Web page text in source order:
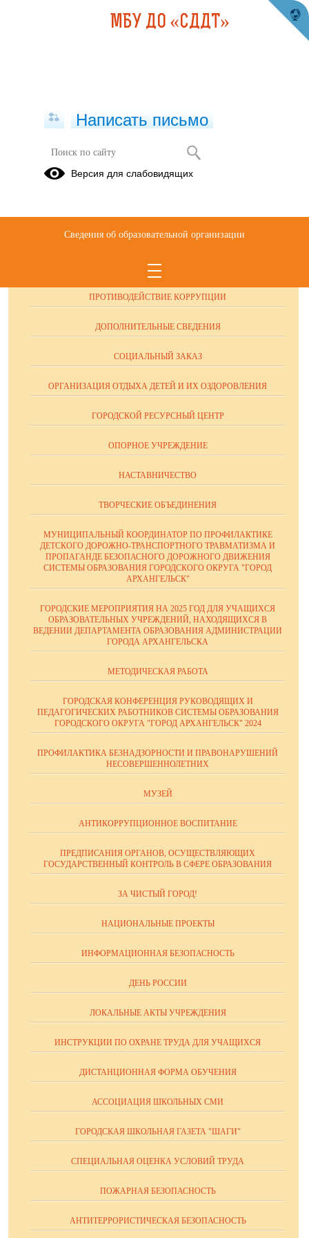
Публикации за 24.09.2025
ОБРАЩЕНИЯ ГРАЖДАН
ПРОТИВОДЕЙСТВИЕ КОРРУПЦИИ
ДОПОЛНИТЕЛЬНЫЕ СВЕДЕНИЯ
СОЦИАЛЬНЫЙ ЗАКАЗ
ОРГАНИЗАЦИЯ ОТДЫХА ДЕТЕЙ И ИХ ОЗДОРОВЛЕНИЯ
ГОРОДСКОЙ РЕСУРСНЫЙ ЦЕНТР
ОПОРНОЕ УЧРЕЖДЕНИЕ
НАСТАВНИЧЕСТВО
ТВОРЧЕСКИЕ ОБЪЕДИНЕНИЯ
МУНИЦИПАЛЬНЫЙ КООРДИНАТОР ПО ПРОФИЛАКТИКЕ
ДЕТСКОГО ДОРОЖНО-ТРАНСПОРТНОГО ТРАВМАТИЗМА И
ПРОПАГАНДЕ БЕЗОПАСНОГО ДОРОЖНОГО ДВИЖЕНИЯ
СИСТЕМЫ ОБРАЗОВАНИЯ ГОРОДСКОГО ОКРУГА "ГОРОД
АРХАНГЕЛЬСК"
ГОРОДСКИЕ МЕРОПРИЯТИЯ НА 2025 ГОД ДЛЯ УЧАЩИХСЯ
ОБРАЗОВАТЕЛЬНЫХ УЧРЕЖДЕНИЙ, НАХОДЯЩИХСЯ В
ВЕДЕНИИ ДЕПАРТАМЕНТА ОБРАЗОВАНИЯ АДМИНИСТРАЦИИ
ГОРОДА АРХАНГЕЛЬСКА
МЕТОДИЧЕСКАЯ РАБОТА
ГОРОДСКАЯ КОНФЕРЕНЦИЯ РУКОВОДЯЩИХ И
ПЕДАГОГИЧЕСКИХ РАБОТНИКОВ СИСТЕМЫ ОБРАЗОВАНИЯ
ГОРОДСКОГО ОКРУГА "ГОРОД АРХАНГЕЛЬСК" 2024
ПРОФИЛАКТИКА БЕЗНАДЗОРНОСТИ И ПРАВОНАРУШЕНИЙ
НЕСОВЕРШЕННОЛЕТНИХ
МУЗЕЙ
АНТИКОРРУПЦИОННОЕ ВОСПИТАНИЕ
ПРЕДПИСАНИЯ ОРГАНОВ, ОСУЩЕСТВЛЯЮЩИХ
ГОСУДАРСТВЕННЫЙ КОНТРОЛЬ В СФЕРЕ ОБРАЗОВАНИЯ
ЗА ЧИСТЫЙ ГОРОД!
НАЦИОНАЛЬНЫЕ ПРОЕКТЫ
ИНФОРМАЦИОННАЯ БЕЗОПАСНОСТЬ
ДЕНЬ РОССИИ
ЛОКАЛЬНЫЕ АКТЫ УЧРЕЖДЕНИЯ
ИНСТРУКЦИИ ПО ОХРАНЕ ТРУДА ДЛЯ УЧАЩИХСЯ
ДИСТАНЦИОННАЯ ФОРМА ОБУЧЕНИЯ
АССОЦИАЦИЯ ШКОЛЬНЫХ СМИ
ГОРОДСКАЯ ШКОЛЬНАЯ ГАЗЕТА "ШАГИ"
СПЕЦИАЛЬНАЯ ОЦЕНКА УСЛОВИЙ ТРУДА
ПОЖАРНАЯ БЕЗОПАСНОСТЬ
АНТИТЕРРОРИСТИЧЕСКАЯ БЕЗОПАСНОСТЬ
МБУ ДО «СДДТ»
Написать письмо
Версия для слабовидящих
Сведения об образовательной организации